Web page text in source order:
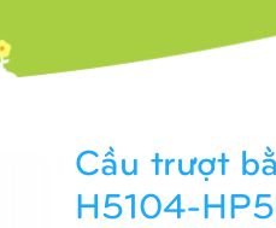
Cầu trượt
H5104-